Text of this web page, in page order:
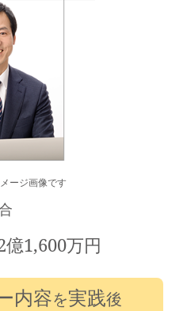
ージ画像です
億1,600万円
内容を実践後